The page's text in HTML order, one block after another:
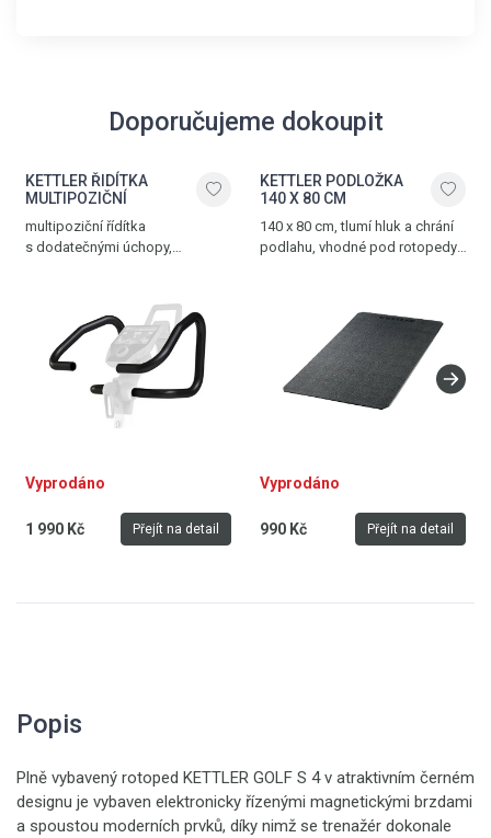
Doporučujeme dokoupit
KETTLER ŘIDÍTKA
MULTIPOZIČNÍ
multipoziční řídítka
s dodatečnými úchopy,
Vyprodáno
1 990 Kč Přejít na detail
KETTLER PODLOŽKA
140 X 80 CM
140 x 80 cm, tlumí hluk a chrání
podlahu, vhodné pod rotopedy,
Vyprodáno
990 Kč Přejít na detail
Popis
Plně vybavený rotoped KETTLER GOLF S 4 v atraktivním černém
designu je vybaven elektronicky řízenými magnetickými brzdami
a spoustou moderních prvků, díky nimž se trenažér dokonale